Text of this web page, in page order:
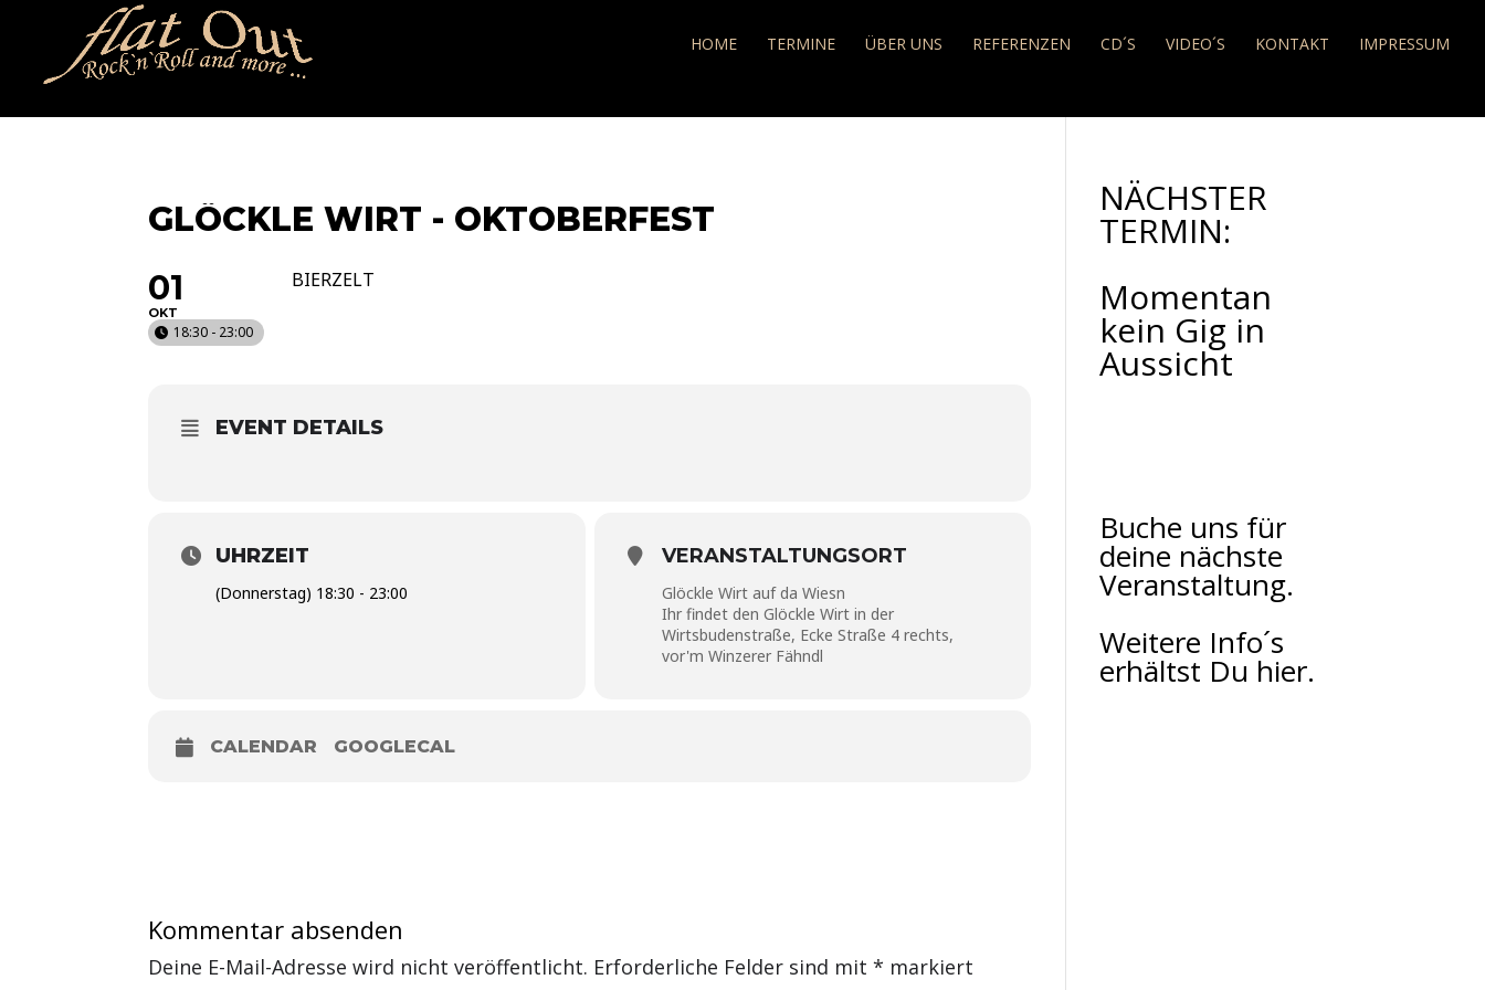
naechstertermin ueberuns
HOME TERMINE ÜBER UNS REFERENZEN CD´S VIDEO´S KONTAKT IMPRESSUM
GLÖCKLE WIRT - OKTOBERFEST
01
OKT
18:30 - 23:00
BIERZELT
EVENT DETAILS
UHRZEIT
(Donnerstag) 18:30 - 23:00
VERANSTALTUNGSORT
Glöckle Wirt auf da Wiesn
Ihr findet den Glöckle Wirt in der
Wirtsbudenstraße, Ecke Straße 4 rechts,
vor'm Winzerer Fähndl
CALENDAR GOOGLECAL
Kommentar absenden
Deine E-Mail-Adresse wird nicht veröffentlicht. Erforderliche Felder sind mit* markiert
NÄCHSTER
TERMIN:
Momentan
kein Gig in
Aussicht
Buche uns für
deine nächste
Veranstaltung.
Weitere Info´s
erhältst Du hier.